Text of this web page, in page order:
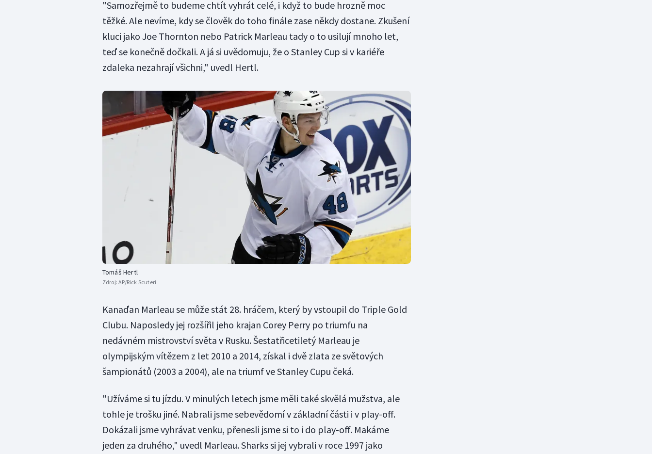
"Samozřejmě to budeme chtít vyhrát celé, i když to bude hrozně moc
těžké. Ale nevíme, kdy se člověk do toho finále zase někdy dostane. Zkušení
kluci jako Joe Thornton nebo Patrick Marleau tady o to usilují mnoho let,
teď se konečně dočkali. A já si uvědomuju, že o Stanley Cup si v kariéře
zdaleka nezahrají všichni," uvedl Hertl.
Tomáš Hertl
Zdroj:AP/Rick Scuteri
Kanaďan Marleau se může stát 28. hráčem, který by vstoupil do Triple Gold
Clubu. Naposledy jej rozšířil jeho krajan Corey Perry po triumfu na
nedávném mistrovství světa v Rusku. Šestatřicetiletý Marleau je
olympijským vítězem z let 2010 a 2014, získal i dvě zlata ze světových
šampionátů (2003 a 2004), ale na triumf ve Stanley Cupu čeká.
"Užíváme si tu jízdu. V minulých letech jsme měli také skvělá mužstva, ale
tohle je trošku jiné. Nabrali jsme sebevědomí v základní části i v play-off.
Dokázali jsme vyhrávat venku, přenesli jsme si to i do play-off. Makáme
jeden za druhého," uvedl Marleau. Sharks si jej vybrali v roce 1997 jako